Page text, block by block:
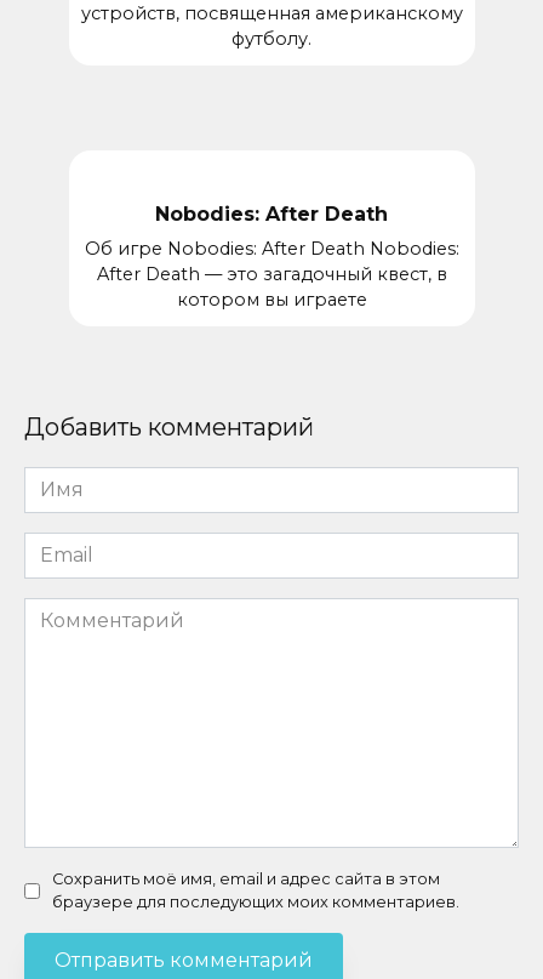
устройств, посвященная американскому
футболу.
Nobodies: After Death
Об игре Nobodies: After Death Nobodies:
After Death — это загадочный квест, в
котором вы играете
Добавить комментарий
Имя
*
Email
*
Комментарий
Сохранить моё имя, email и адрес сайта в этом
браузере для последующих моих комментариев.